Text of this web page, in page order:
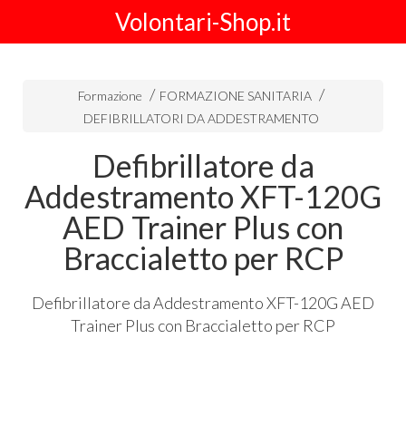
Volontari-Shop.it
Formazione
FORMAZIONE SANITARIA
DEFIBRILLATORI DA ADDESTRAMENTO
Defibrillatore da
Addestramento XFT-120G
AED Trainer Plus con
Braccialetto per RCP
Defibrillatore da AddestramentoXFT-120GAED
Trainer Plus con Braccialetto per RCP